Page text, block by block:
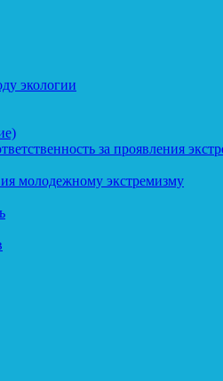
экологии
за проявления
молодежному экстремизму